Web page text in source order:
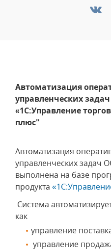
Автоматизация
управленческих
«1С:Управление
плюс"
Автоматизация
управленческих задач
выполнена на базе
продукта
Система
как
управление
управление